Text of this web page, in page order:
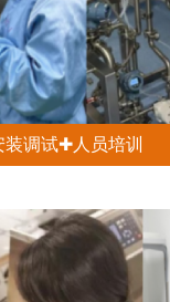
装调试✚人员培训